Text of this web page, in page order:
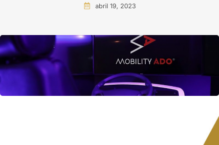
abril 19, 2023